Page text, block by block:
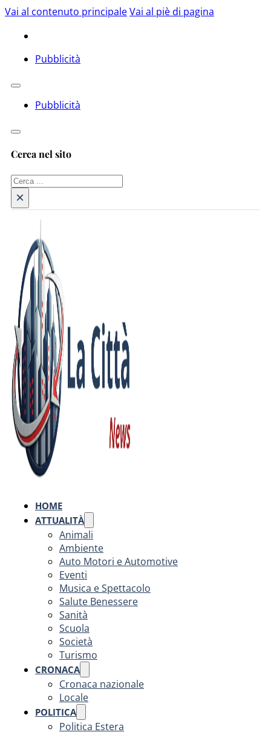
Vai al contenuto principaleVai al piè di pagina
Pubblicità
Pubblicità
Cerca nel sito
Cerca
×
HOME
ATTUALITÀ
Animali
Ambiente
Auto Motori e Automotive
Eventi
Musica e Spettacolo
Salute Benessere
Sanità
Scuola
Società
Turismo
CRONACA
Cronaca nazionale
Locale
POLITICA
Politica Estera